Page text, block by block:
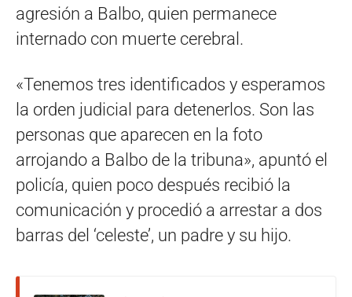
agresión a Balbo, quien permanece
internado con muerte cerebral.
«Tenemos tres identificados y esperamos
la orden judicial para detenerlos. Son las
personas que aparecen en la foto
arrojando a Balbo de la tribuna», apuntó el
policía, quien poco después recibió la
comunicación y procedió a arrestar a dos
barras del ‘celeste’, un padre y su hijo.